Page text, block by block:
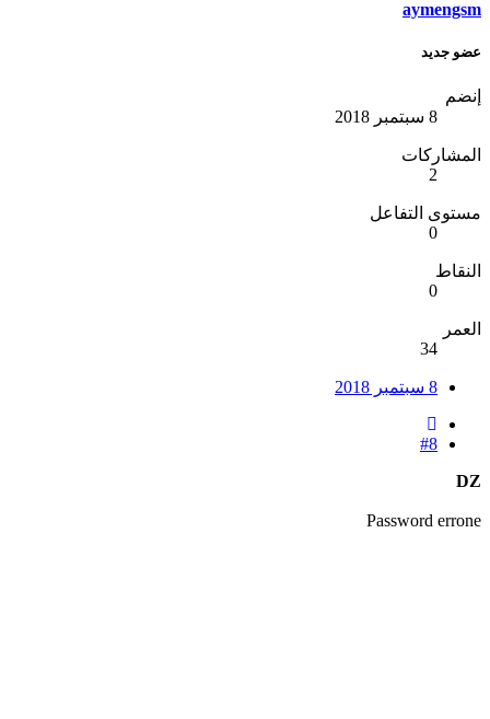
aymengsm
عضو جديد
إنضم
8 سبتمبر 2018
المشاركات
2
مستوى التفاعل
0
النقاط
0
العمر
34
8 سبتمبر 2018
#8
DZ
Password errone